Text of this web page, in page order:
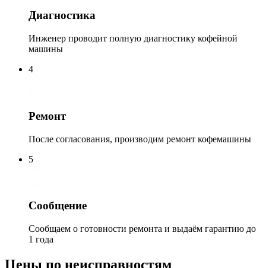
Диагностика
Инженер проводит полную диагностику кофейной
машины
4
Ремонт
После согласования, производим ремонт кофемашины
5
Сообщение
Сообщаем о готовности ремонта и выдаём гарантию до
1 года
Цены по неисправностям